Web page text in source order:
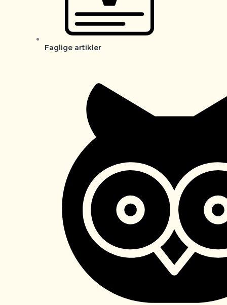
Faglige artikler